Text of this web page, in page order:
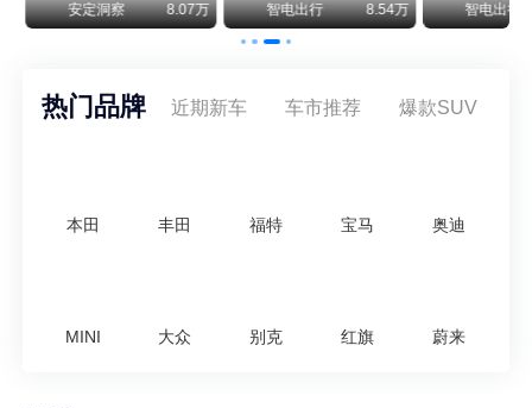
安定洞察 8.07万 智电出行 8.54万 智电出行
热门品牌 近期新车 车市推荐 爆款SUV
本田 丰田 福特 宝马 奥迪
MINI 大众 别克 红旗 蔚来